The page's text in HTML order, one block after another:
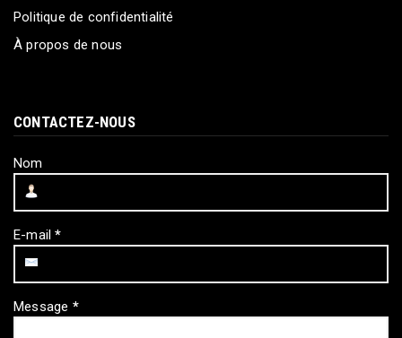
Politique de confidentialité
À propos de nous
CONTACTEZ-NOUS
Nom
E-mail*
Message *